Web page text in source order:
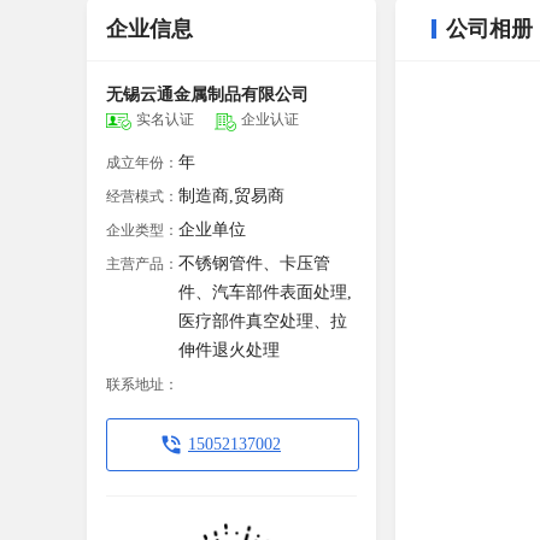
企业信息
无锡云通金属制品有限公司
实名认证 企业认证
成立年份： 年
经营模式： 制造商,贸易商
企业类型： 企业单位
主营产品： 不锈钢管件、卡压管
件、汽车部件表面处理,
医疗部件真空处理、拉
伸件退火处理
联系地址：
15052137002
公司相册